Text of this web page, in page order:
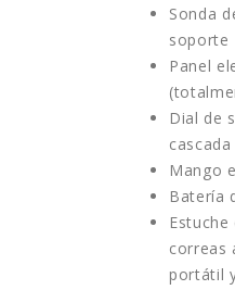
Sonda
soporte
Panel
Dial de
cascada
Mango
Batería
correas
portátil